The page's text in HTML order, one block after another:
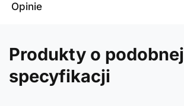
Opinie
Produkty o podobnej
specyfikacji